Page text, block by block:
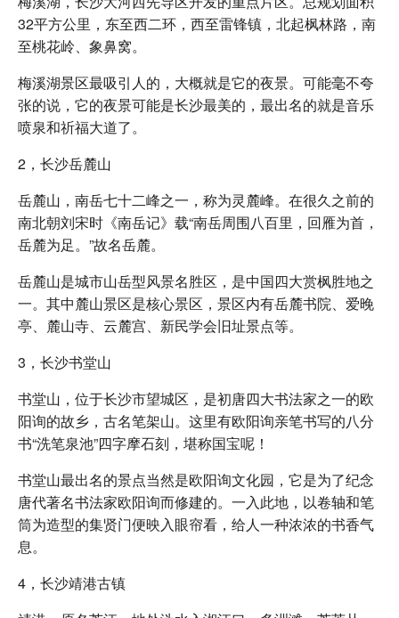
32平方公里，东至西二环，西至雷锋镇，北起枫林路，南
至桃花岭、象鼻窝。
梅溪湖景区最吸引人的，大概就是它的夜景。可能毫不夸
张的说，它的夜景可能是长沙最美的，最出名的就是音乐
喷泉和祈福大道了。
2，长沙岳麓山
岳麓山，南岳七十二峰之一，称为灵麓峰。在很久之前的
南北朝刘宋时《南岳记》载“南岳周围八百里，回雁为首，
岳麓为足。”故名岳麓。
岳麓山是城市山岳型风景名胜区，是中国四大赏枫胜地之
一。其中麓山景区是核心景区，景区内有岳麓书院、爱晚
亭、麓山寺、云麓宫、新民学会旧址景点等。
3，长沙书堂山
书堂山，位于长沙市望城区，是初唐四大书法家之一的欧
阳询的故乡，古名笔架山。这里有欧阳询亲笔书写的八分
书“洗笔泉池”四字摩石刻，堪称国宝呢！
书堂山最出名的景点当然是欧阳询文化园，它是为了纪念
唐代著名书法家欧阳询而修建的。一入此地，以卷轴和笔
筒为造型的集贤门便映入眼帘看，给人一种浓浓的书香气
息。
4，长沙靖港古镇